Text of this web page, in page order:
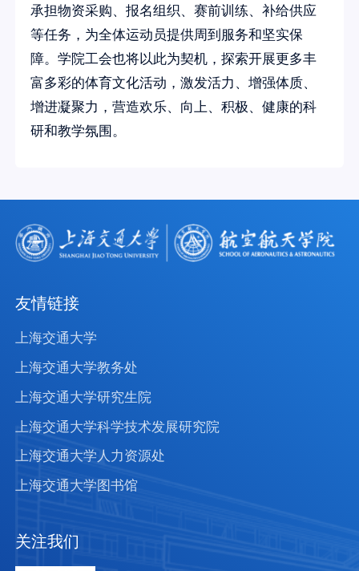
承担物资采购、报名组织、赛前训练、补给供应
等任务，为全体运动员提供周到服务和坚实保
障。学院工会也将以此为契机，探索开展更多丰
富多彩的体育文化活动，激发活力、增强体质、
增进凝聚力，营造欢乐、向上、积极、健康的科
研和教学氛围。
友情链接
上海交通大学
上海交通大学教务处
上海交通大学研究生院
上海交通大学科学技术发展研究院
上海交通大学人力资源处
上海交通大学图书馆
关注我们